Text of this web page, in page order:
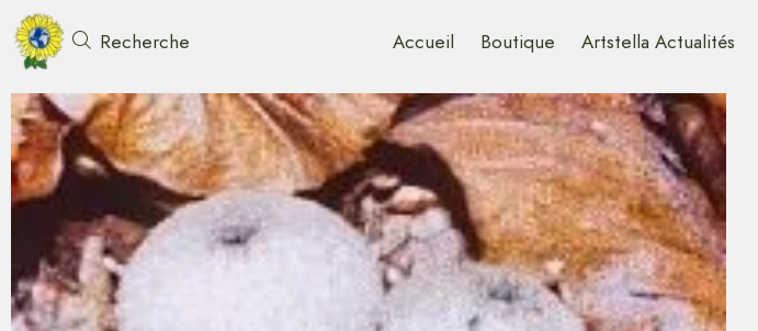
Recherche Accueil Boutique Artstella Actualités